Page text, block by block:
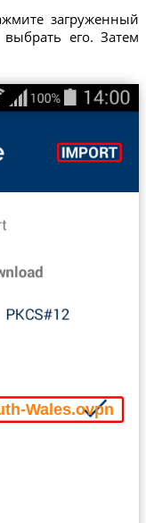
загруженный
его. Затем
Wales.ovpn